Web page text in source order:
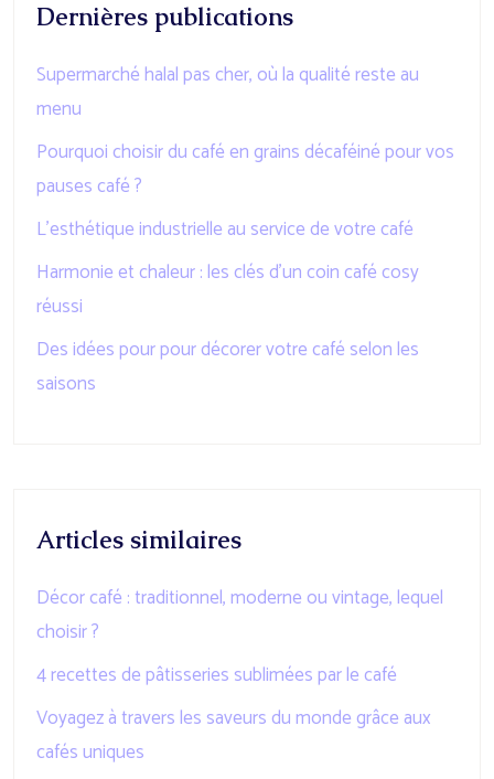
Dernières publications
Supermarché halal pas cher, où la qualité reste au
menu
Pourquoi choisir du café en grains décaféiné pour vos
pauses café ?
L’esthétique industrielle au service de votre café
Harmonie et chaleur : les clés d’un coin café cosy
réussi
Des idées pour pour décorer votre café selon les
saisons
Articles similaires
Décor café : traditionnel, moderne ou vintage, lequel
choisir ?
4 recettes de pâtisseries sublimées par le café
Voyagez à travers les saveurs du monde grâce aux
cafés uniques